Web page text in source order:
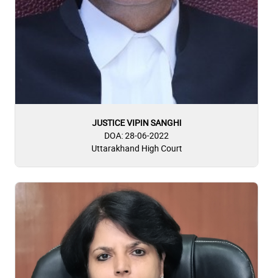
JUSTICE VIPIN SANGHI
DOA: 28-06-2022
Uttarakhand High Court